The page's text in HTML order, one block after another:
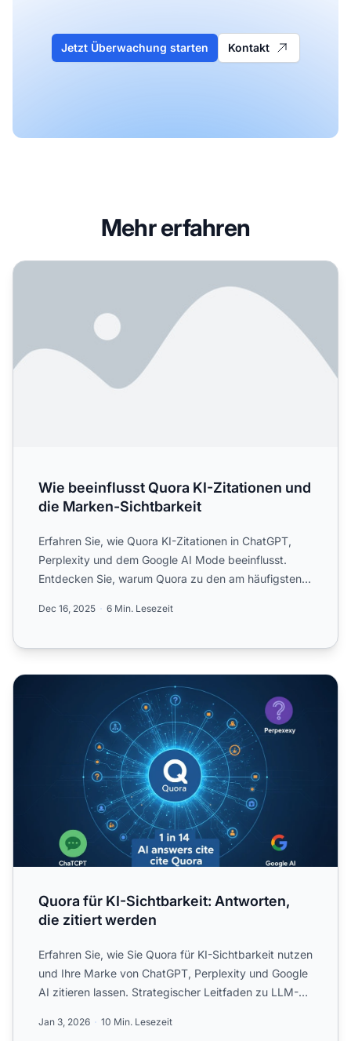
Jetzt Überwachung starten Kontakt
Mehr erfahren
Wie beeinflusst Quora KI-Zitationen und die Marken-
Wie beeinflusst Quora KI-Zitationen und
die Marken-Sichtbarkeit
Erfahren Sie, wie Quora KI-Zitationen in ChatGPT,
Perplexity und dem Google AI Mode beeinflusst.
Entdecken Sie, warum Quora zu den am häufigsten
Dec 16, 2025 6 Min. Lesezeit
Quora für KI-Sichtbarkeit: Antworten, die zitiert werden
Quora für KI-Sichtbarkeit: Antworten,
die zitiert werden
Erfahren Sie, wie Sie Quora für KI-Sichtbarkeit nutzen
und Ihre Marke von ChatGPT, Perplexity und Google
AI zitieren lassen. Strategischer Leitfaden zu LLM-
Jan 3, 2026 10 Min. Lesezeit